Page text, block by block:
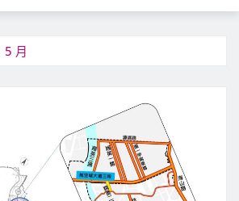
5 月